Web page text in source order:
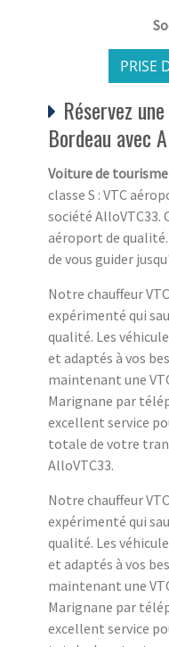
PRISE
Réservez
Bordeau avec
Voiture de
classe S : VTC
société AlloVTC33.
aéroport de
de vous guider
Notre chauffeur
expérimenté qui
qualité. Les
et adaptés à vos
maintenant une
Marignane par
excellent service
totale de votre
AlloVTC33.
Notre chauffeur
expérimenté qui
qualité. Les
et adaptés à vos
maintenant une
Marignane par
excellent service